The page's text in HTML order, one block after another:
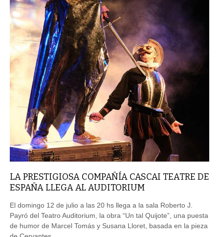
LA PRESTIGIOSA COMPAÑÍA CASCAI TEATRE DE
ESPAÑA LLEGA AL AUDITORIUM
El domingo 12 de julio a las 20 hs llega a la sala Roberto J.
Payró del Teatro Auditorium, la obra “Un tal Quijote”, una puesta
de humor de Marcel Tomás y Susana Lloret, basada en la pieza